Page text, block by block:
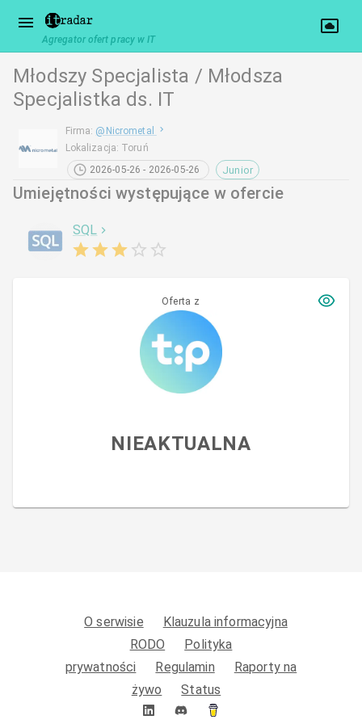
Agregator ofert pracy w IT
Młodszy Specjalista / Młodsza
Specjalistka ds. IT
Firma: @ Nicrometal
Lokalizacja: Toruń
2026-05-26 - 2026-05-26
Junior
Umiejętności występujące w ofercie
SQL
Oferta z
NIEAKTUALNA
O serwisie
Klauzula informacyjna
RODO
Polityka
prywatności
Regulamin
Raporty na
żywo
Status